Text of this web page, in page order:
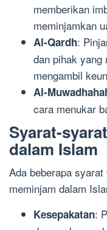
memberikan
meminjamkan
Al-Qardh:
dan pihak yang
mengambil
Al-
cara menukar
Syarat-
dalam Islam
Ada beberapa
meminjam dalam
Kesepakatan: